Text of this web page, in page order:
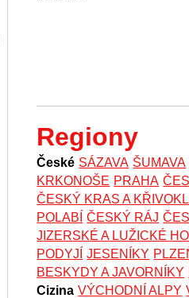
Regiony
České SÁZAVA ŠUMAVA
KRKONOŠE PRAHA
ČESKÝ KRAS A
POLABÍ
ČESKÝ RÁJ
JIZERSKÉ A LUŽICKÉ
PODYJÍ
JESENÍKY
BESKYDY A JAVORNÍKY
Cizina VÝCHODNÍ ALPY